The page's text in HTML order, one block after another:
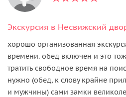
Экскурсия в Несвижский
хорошо организованная
времени. обед включен и это
тратить свободное время на
нужно (обед, к слову крайне
и мужчины) сами замки